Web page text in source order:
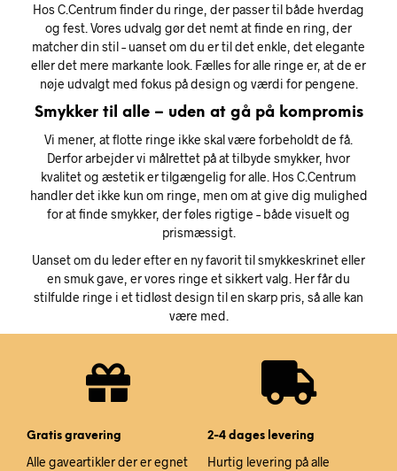
Hos C.Centrum finder du ringe, der passer til både hverdag
og fest. Vores udvalg gør det nemt at finde en ring, der
matcher din stil – uanset om du er til det enkle, det elegante
eller det mere markante look. Fælles for alle ringe er, at de er
nøje udvalgt med fokus på design og værdi for pengene.
Smykker til alle – uden at gå på kompromis
Vi mener, at flotte ringe ikke skal være forbeholdt de få.
Derfor arbejder vi målrettet på at tilbyde smykker, hvor
kvalitet og æstetik er tilgængelig for alle. Hos C.Centrum
handler det ikke kun om ringe, men om at give dig mulighed
for at finde smykker, der føles rigtige – både visuelt og
prismæssigt.
Uanset om du leder efter en ny favorit til smykkeskrinet eller
en smuk gave, er vores ringe et sikkert valg. Her får du
stilfulde ringe i et tidløst design til en skarp pris, så alle kan
være med.
Gratis gravering
Alle gaveartikler der er egnet
2-4 dages levering
Hurtig levering på alle